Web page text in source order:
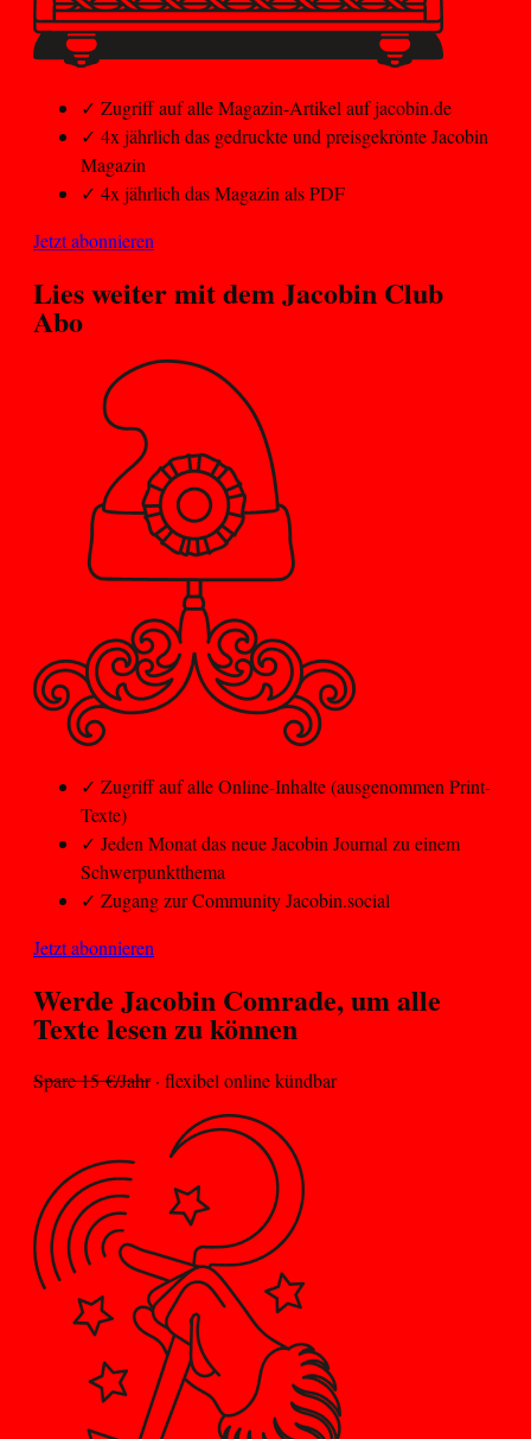
✓ Zugriff auf alle Magazin-Artikel auf jacobin.de
✓ 4x jährlich das gedruckte und preisgekrönte Jacobin
Magazin
✓ 4x jährlich das Magazin als PDF
Jetzt abonnieren
Lies weiter mit demJacobin Club
Abo
✓ Zugriff auf alle Online-Inhalte (ausgenommen Print-
Texte)
✓ Jeden Monat das neue Jacobin Journal zu einem
Schwerpunktthema
✓ Zugang zur Community Jacobin.social
Jetzt abonnieren
Werde Jacobin Comrade, um alle
Texte lesen zu können
Spare 15 €/Jahr· flexibel online kündbar